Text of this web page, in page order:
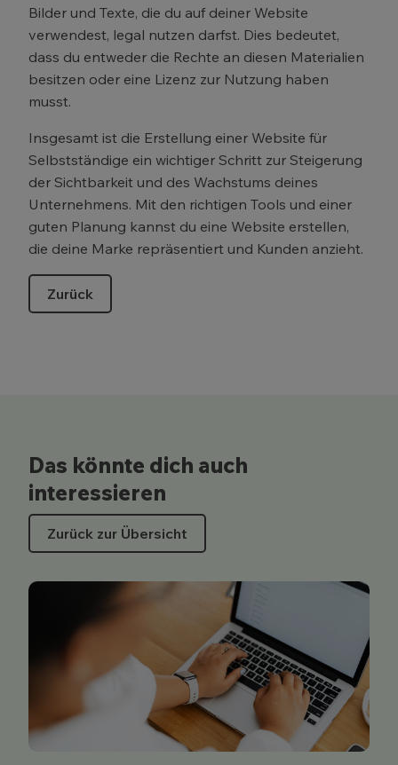
Zurück
Bilder und Texte, die du auf deiner Website
verwendest, legal nutzen darfst. Dies bedeutet,
dass du entweder die Rechte an diesen Materialien
besitzen oder eine Lizenz zur Nutzung haben
musst.
Insgesamt ist die Erstellung einer Website für
Selbstständige ein wichtiger Schritt zur Steigerung
der Sichtbarkeit und des Wachstums deines
Unternehmens. Mit den richtigen Tools und einer
guten Planung kannst du eine Website erstellen,
die deine Marke repräsentiert und Kunden anzieht.
Das könnte dich auch
interessieren
Zurück zur Übersicht